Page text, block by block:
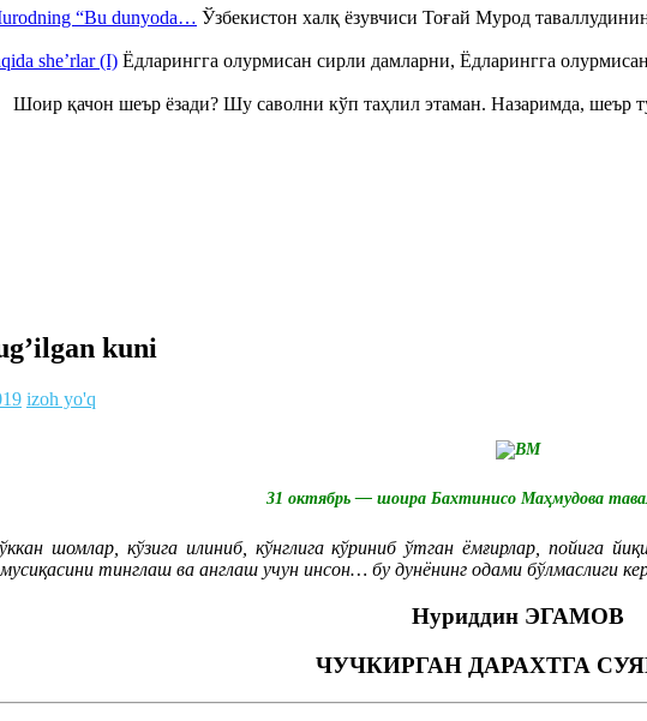
“Bu dunyoda… Ўзбекистон халқ ёзувчиси Тоғай Мурод
she’rlar (I) Ёдларингга олурмисан сирли дамларни, Ёдларингга
Шоир қачон шеър ёзади? Шу саволни кўп таҳлил этаман. Назаримда,
kuni
izoh yo'q
31 октябрь — шоира Бахтинисо Маҳмудова
шомлар, кўзига илиниб, кўнглига кўриниб ўтган ёмғирлар, пойига
тинглаш ва англаш учун инсон… бу дунёнинг одами бўлмаслиги
Нуриддин ЭГАМОВ
ЧУЧКИРГАН ДАРАХТГА